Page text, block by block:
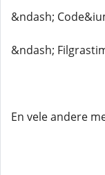
&ndash;
&ndash;
En vele andere